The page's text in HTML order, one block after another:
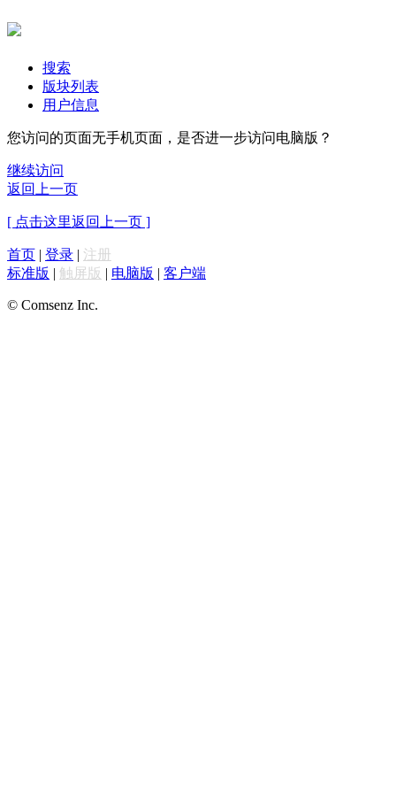
搜索
版块列表
用户信息
您访问的页面无手机页面，是否进一步访问电脑版？
继续访问
返回上一页
[ 点击这里返回上一页 ]
首页 | 登录 | 注册
标准版 | 触屏版 | 电脑版 | 客户端
© Comsenz Inc.